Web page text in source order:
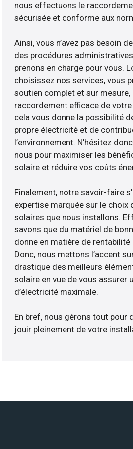
nous effectuons le
sécurisée et conforme aux
Ainsi, vous n’avez pas besoin
des procédures
prenons en charge pour vous.
choisissez nos services, vous
soutien complet et sur mesure,
raccordement efficace de
cela vous donne la possibilité
propre électricité et de
l’environnement. N’hésitez
nous pour maximiser les
solaire et réduire vos coûts
Finalement, notre savoir-faire
expertise marquée sur le choix
solaires que nous installons.
savons que du matériel de
donne en matière de rentabilité
Donc, nous mettons l’accent
drastique des meilleurs
solaire en vue de vous assurer
d’électricité maximale.
En bref, nous gérons tout pour
jouir pleinement de votre